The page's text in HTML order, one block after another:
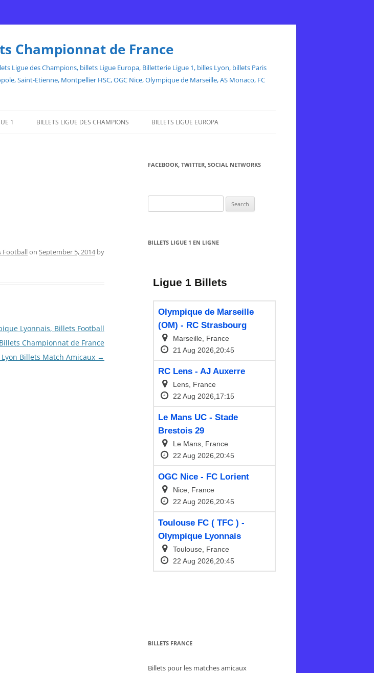
Championnat de France
Ligue des Champions, billets Ligue Europa, Billetterie Ligue 1, billes Lyon, billets Paris
Saint-Etienne, Montpellier HSC, OGC Nice, Olympique de Marseille, AS Monaco, FC
1 BILLETS LIGUE DES CHAMPIONS BILLETS LIGUE EUROPA
Footballon September 5, 2014by
Lyonnais, Billets Football
Championnat de France
Lyon Billets Match Amicaux →
FACEBOOK, TWITTER, SOCIAL NETWORKS
for:
BILLETS LIGUE 1 EN LIGNE
BILLETS FRANCE
Billets pour les matches amicaux